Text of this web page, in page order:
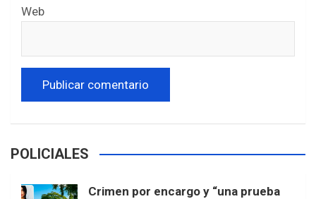
Web
POLICIALES
Crimen por encargo y “una prueba